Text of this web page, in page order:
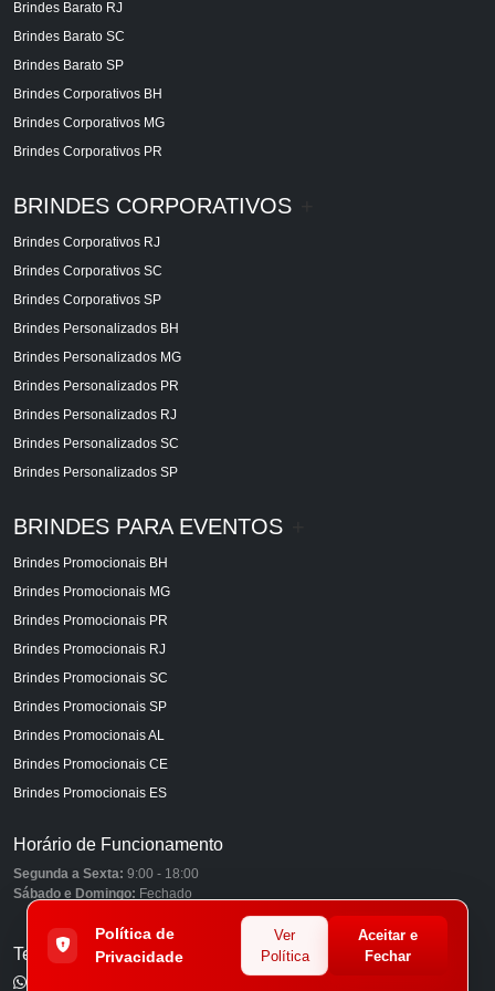
Brindes Barato RJ
Brindes Barato SC
Brindes Barato SP
Brindes Corporativos BH
Brindes Corporativos MG
Brindes Corporativos PR
BRINDES CORPORATIVOS
Brindes Corporativos RJ
Brindes Corporativos SC
Brindes Corporativos SP
Brindes Personalizados BH
Brindes Personalizados MG
Brindes Personalizados PR
Brindes Personalizados RJ
Brindes Personalizados SC
Brindes Personalizados SP
BRINDES PARA EVENTOS
Brindes Promocionais BH
Brindes Promocionais MG
Brindes Promocionais PR
Brindes Promocionais RJ
Brindes Promocionais SC
Brindes Promocionais SP
Brindes Promocionais AL
Brindes Promocionais CE
Brindes Promocionais ES
Horário de Funcionamento
Segunda a Sexta: 9:00 - 18:00
Sábado e Domingo: Fechado
Telefones
Política de
Privacidade
Ver
Política
Aceitar e
Fechar